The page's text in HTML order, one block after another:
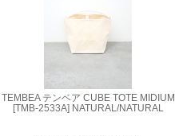
TEMBEA テンベア CUBE TOTE MIDIUM
[TMB-2533A] NATURAL/NATURAL